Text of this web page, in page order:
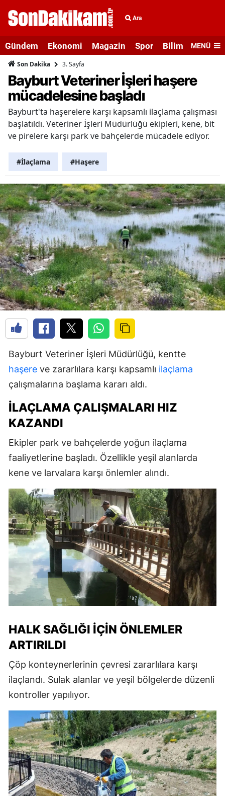
Ara
Gündem Ekonomi Magazin Spor Bilim veMENÜ
Son Dakika 3. Sayfa
Bayburt Veteriner İşleri haşere
mücadelesine başladı
Bayburt'ta haşerelere karşı kapsamlı ilaçlama çalışması
başlatıldı. Veteriner İşleri Müdürlüğü ekipleri, kene, bit
ve pirelere karşı park ve bahçelerde mücadele ediyor.
#İlaçlama #Haşere
Bayburt Veteriner İşleri Müdürlüğü, kentte
haşere ve zararlılara karşı kapsamlı ilaçlama
çalışmalarına başlama kararı aldı.
İLAÇLAMA ÇALIŞMALARI HIZ
KAZANDI
Ekipler park ve bahçelerde yoğun ilaçlama
faaliyetlerine başladı. Özellikle yeşil alanlarda
kene ve larvalara karşı önlemler alındı.
HALK SAĞLIĞI İÇIN ÖNLEMLER
ARTIRILDI
Çöp konteynerlerinin çevresi zararlılara karşı
ilaçlandı. Sulak alanlar ve yeşil bölgelerde düzenli
kontroller yapılıyor.